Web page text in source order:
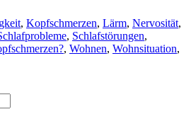
, Kopfschmerzen, Lärm, Nervosität,
, Schlafstörungen,
, Wohnen, Wohnsituation,